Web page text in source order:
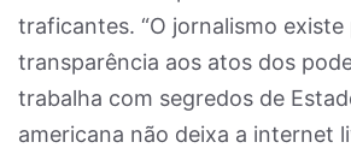
traficantes. “O jornalismo existe
transparência aos atos dos
trabalha com segredos de
americana não deixa a internet